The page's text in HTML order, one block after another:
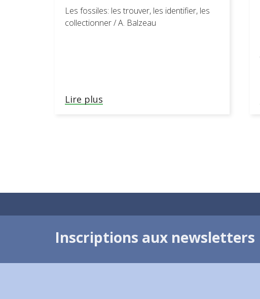
Les fossiles: les trouver, les identifier, les
collectionner / A. Balzeau
Lire plus
Inscriptions aux newsletters